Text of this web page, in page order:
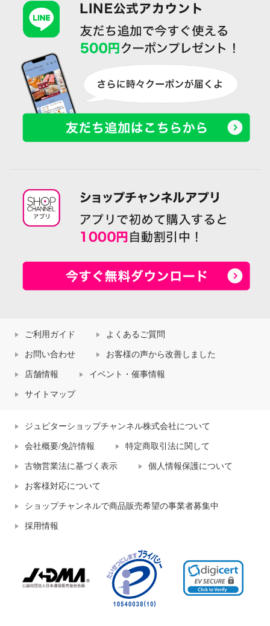
ご利用ガイド よくあるご質問
お問い合わせ お客様の声から改善しました
店舗情報 イベント・催事情報
サイトマップ
ジュピターショップチャンネル株式会社について
会社概要/免許情報 特定商取引法に関して
古物営業法に基づく表示 個人情報保護について
お客様対応について
ショップチャンネルで商品販売希望の事業者募集中
採用情報